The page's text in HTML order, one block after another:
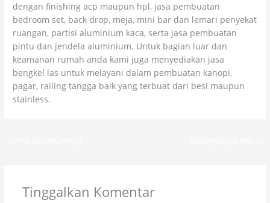
dengan finishing acp maupun hpl, jasa pembuatan
bedroom set, back drop, meja, mini bar dan lemari penyekat
ruangan, partisi aluminium kaca, serta jasa pembuatan
pintu dan jendela aluminium. Untuk bagian luar dan
keamanan rumah anda kami juga menyediakan jasa
bengkel las untuk melayani dalam pembuatan kanopi,
pagar, railing tangga baik yang terbuat dari besi maupun
stainless.
Tinggalkan Komentar